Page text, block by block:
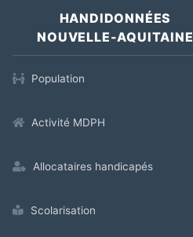
HANDIDONNÉES
NOUVELLE-AQUITAINE
Population
Activité MDPH
Allocataires handicapés
Scolarisation